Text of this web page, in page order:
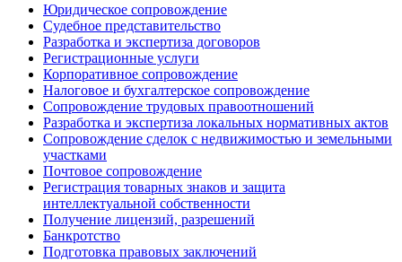
Юридическое сопровождение
Судебное представительство
Разработка и экспертиза договоров
Регистрационные услуги
Корпоративное сопровождение
Налоговое и бухгалтерское сопровождение
Сопровождение трудовых правоотношений
Разработка и экспертиза локальных нормативных актов
Сопровождение сделок с недвижимостью и земельными
участками
Почтовое сопровождение
Регистрация товарных знаков и защита
интеллектуальной собственности
Получение лицензий, разрешений
Банкротство
Подготовка правовых заключений